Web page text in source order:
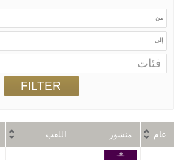
عام منشور اللقب